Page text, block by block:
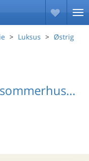
Luksus
Østrig
Luksus sommerhus Salzburg